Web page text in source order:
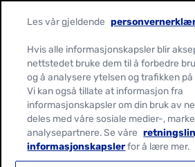
CHIPS &
Våre chips & dips er
middag eller som forrett til
Les vår gjeldende
Hvis alle informasjonskapsler blir
nettstedet bruke dem til å forbedre
og å analysere ytelsen og trafikken
Vi kan også tillate at informasjon fra
informasjonskapsler om din bruk av
deles med våre sosiale medier-,
analysepartnere. Se våre
informasjonskapslerfor å lære mer.